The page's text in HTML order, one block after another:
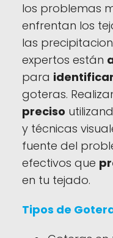
los problemas
enfrentan los
las
expertos están
para
goteras.
preciso
y técnicas
fuente del
efectivos que
en tu tejado.
Tipos de